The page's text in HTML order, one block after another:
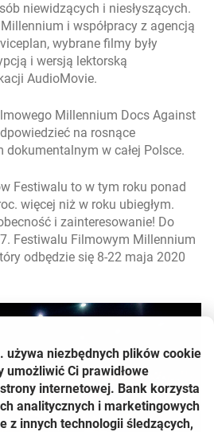
niewidzących i niesłyszących.
i współpracy z agencją
wybrane filmy były
i wersją lektorską
AudioMovie.
Millennium Docs Against
na rosnące
w całej Polsce.
Festiwalu to w tym roku ponad
więcej niż w roku ubiegłym.
i zainteresowanie! Do
Festiwalu Filmowym Millennium
odbędzie się 8-22 maja 2020
używa niezbędnych plików cookie
umożliwić Ci prawidłowe
internetowej. Bank korzysta
analitycznych i marketingowych
z innych technologii śledzących,